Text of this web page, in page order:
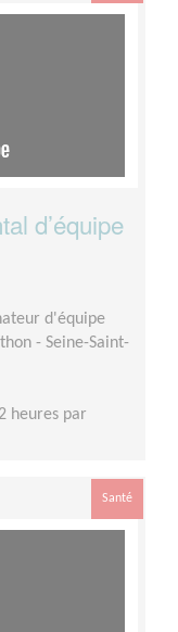
d’équipe
d'équipe
- Seine-Saint-
heures par
Santé